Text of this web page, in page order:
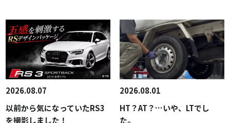
2026.08.07
以前から気になっていたRS3
を撮影しました！
2026.08.01
HT？AT？…いや、LTでし
た。